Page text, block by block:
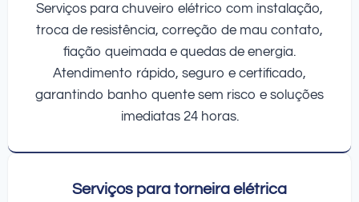
Serviços para chuveiro elétrico com instalação,
troca de resistência, correção de mau contato,
fiação queimada e quedas de energia.
Atendimento rápido, seguro e certificado,
garantindo banho quente sem risco e soluções
imediatas 24 horas.
Serviços para torneira elétrica